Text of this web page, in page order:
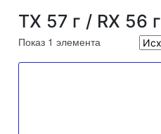
TX 57 г / RX 56 г
Показ 1 элемента